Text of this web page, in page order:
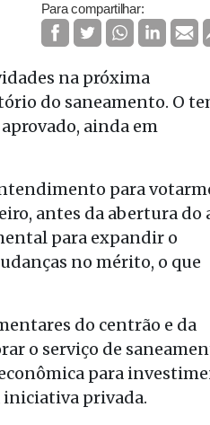
Para compartilhar:
na próxima
do saneamento. O
ainda em
para
antes da abertura do
para expandir o
no mérito, o que
do centrão e da
o serviço de
para
iniciativa privada.